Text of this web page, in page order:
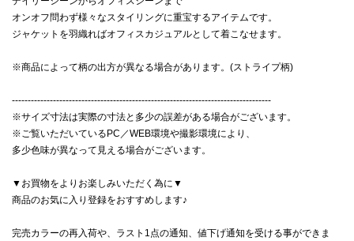
オンオフ問わず様々なスタイリングに重宝するアイテムです。
ジャケットを羽織ればオフィスカジュアルとして着こなせます。
※商品によって柄の出方が異なる場合があります。(ストライプ柄)
----------------------------------------------------------------------------------
※サイズ寸法は実際の寸法と多少の誤差がある場合がございます。
※ご覧いただいているPC／WEB環境や撮影環境により、
多少色味が異なって見える場合がございます。
▼お買物をよりお楽しみいただく為に▼
商品のお気に入り登録をおすすめします♪
完売カラーの再入荷や、ラスト1点の通知、値下げ通知を受ける事ができま